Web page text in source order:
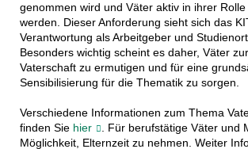
genommen wird und Väter aktiv in ihrer
werden. Dieser Anforderung sieht sich das
Verantwortung als Arbeitgeber und
Besonders wichtig scheint es daher, Väter
Vaterschaft zu ermutigen und für eine
Sensibilisierung für die Thematik zu sorgen.
Verschiedene Informationen zum Thema
finden Sie hier
. Für berufstätige Väter und
Möglichkeit, Elternzeit zu nehmen. Weiter